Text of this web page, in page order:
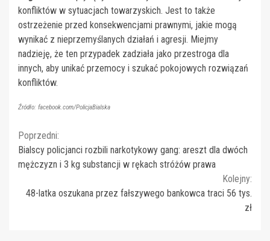
konfliktów w sytuacjach towarzyskich. Jest to także
ostrzeżenie przed konsekwencjami prawnymi, jakie mogą
wynikać z nieprzemyślanych działań i agresji. Miejmy
nadzieję, że ten przypadek zadziała jako przestroga dla
innych, aby unikać przemocy i szukać pokojowych rozwiązań
konfliktów.
Źródło: facebook.com/PolicjaBialska
Continue
Reading
Poprzedni:
Bialscy policjanci rozbili narkotykowy gang: areszt dla dwóch
mężczyzn i 3 kg substancji w rękach stróżów prawa
Kolejny:
48-latka oszukana przez fałszywego bankowca traci 56 tys.
zł